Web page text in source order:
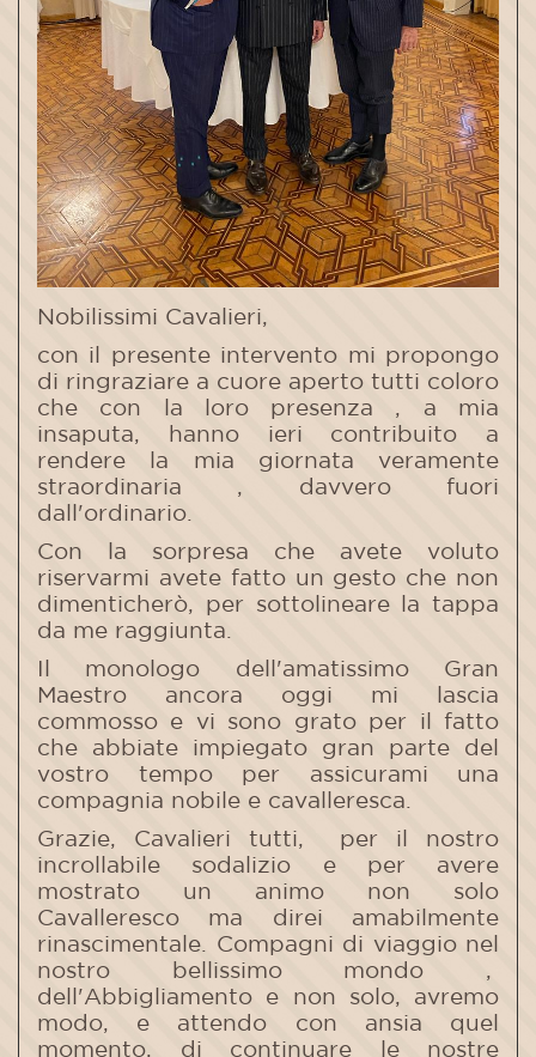
Nobilissimi Cavalieri,
con il presente intervento mi propongo
di ringraziare a cuore aperto tutti coloro
che con la loro presenza , a mia
insaputa, hanno ieri contribuito a
rendere la mia giornata veramente
straordinaria , davvero fuori
dall'ordinario.
Con la sorpresa che avete voluto
riservarmi avete fatto un gesto che non
dimenticherò, per sottolineare la tappa
da me raggiunta.
Il monologo dell'amatissimo Gran
Maestro ancora oggi mi lascia
commosso e vi sono grato per il fatto
che abbiate impiegato gran parte del
vostro tempo per assicurami una
compagnia nobile e cavalleresca.
Grazie, Cavalieri tutti, per il nostro
incrollabile sodalizio e per avere
mostrato un animo non solo
Cavalleresco ma direi amabilmente
rinascimentale. Compagni di viaggio nel
nostro bellissimo mondo ,
dell'Abbigliamento e non solo, avremo
modo, e attendo con ansia quel
momento, di continuare le nostre